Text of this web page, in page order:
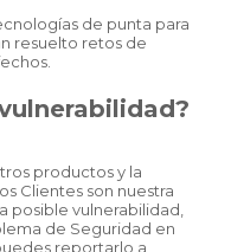
de punta para
resuelto retos de
productos y la
Clientes son nuestra
posible vulnerabilidad,
de Seguridad en
reportarlo a